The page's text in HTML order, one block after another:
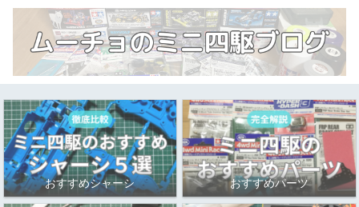
おすすめシャーシ おすすめパーツ